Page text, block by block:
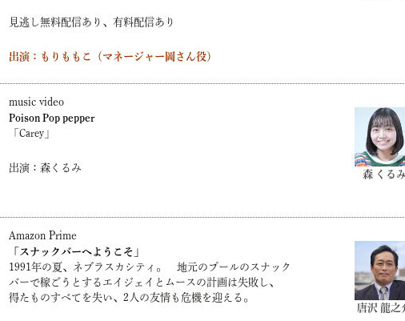
見逃し無料配信あり、有料配信あり
出演：もりももこ（マネージャー岡さん役）
music video
Poison Pop pepper
「Carey」
出演：森くるみ
森 くる
Amazon Prime
「スナックバーへようこそ」
1991年の夏、ネブラスカシティ。 地元のプールのスナック
バーで稼ごうとするエイジェイとムースの計画は失敗し、
得たものすべてを失い、2人の友情も危機を迎える。
唐沢 龍之